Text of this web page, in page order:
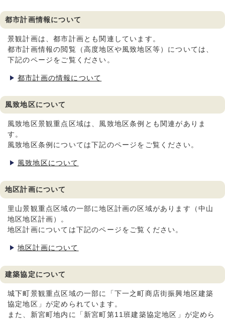
都市計画情報について
景観計画は、都市計画とも関連しています。
都市計画情報の閲覧（高度地区や風致地区等）については、
下記のページをご覧ください。
都市計画の情報について
風致地区について
風致地区景観重点区域は、風致地区条例とも関連がありま
す。
風致地区条例については下記のページをご覧ください。
風致地区について
地区計画について
里山景観重点区域の一部に地区計画の区域があります（中山
地区地区計画）。
地区計画については下記のページをご覧ください。
地区計画について
建築協定について
城下町景観重点区域の一部に「下一之町商店街振興地区建築
協定地区」が定められています。
また、新宮町地内に「新宮町第11班建築協定地区」が定めら